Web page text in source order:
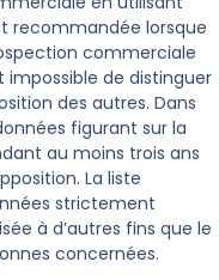
recommandée lorsque
commerciale
impossible de distinguer
des autres. Dans
figurant sur la
au moins trois ans
La liste
strictement
à d’autres fins que le
concernées.